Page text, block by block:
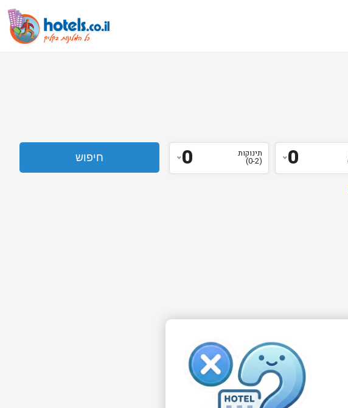
0 תינוקות
(0-2)
0